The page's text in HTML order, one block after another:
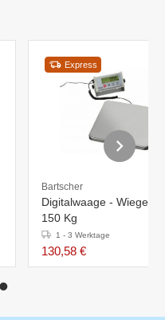
Express
Bartscher
Digitalwaage -
150 Kg
1 - 3 Werktage
130,58 €